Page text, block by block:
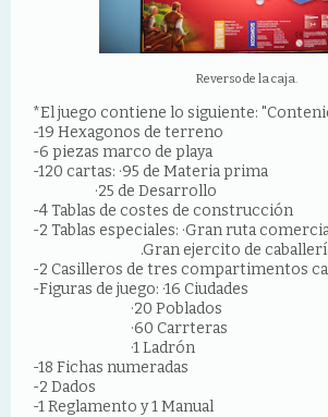
Reverso de la caja.
*El juego contiene lo siguiente:
-19 Hexagonos de terreno
-6 piezas marco de playa
-120 cartas: ·95 de Materia prima
·25 de Desarrollo
-4 Tablas de costes de construcción
-2 Tablas especiales: ·Gran ruta
.Gran ejercito de
-2 Casilleros de tres compartimentos
-Figuras de juego: ·16 Ciudades
·20 Poblados
·60 Carrteras
·1 Ladrón
-18 Fichas numeradas
-2 Dados
-1 Reglamento y 1 Manual